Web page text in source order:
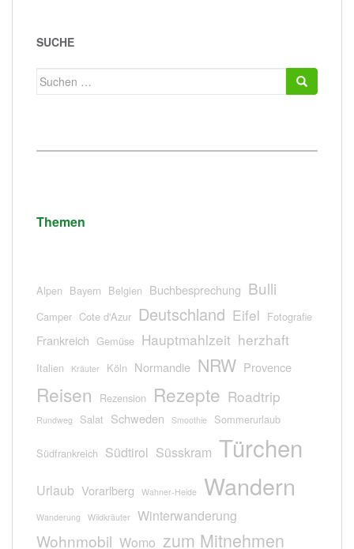
SUCHE
Suchen
Themen
Alpen Bayern Belgien Buchbesprechung Bulli
Camper Cote d'Azur Deutschland Eifel Fotografie
Frankreich Gemüse Hauptmahlzeit herzhaft
Italien Kräuter Köln Normandie NRW Provence
Reisen Rezension Rezepte Roadtrip
Rundweg Salat Schweden Smoothie Sommerurlaub
Südfrankreich Südtirol Süsskram Türchen
Urlaub Vorarlberg Wahner-Heide Wandern
Wanderung Wildkräuter Winterwanderung
Wohnmobil Womo zum Mitnehmen